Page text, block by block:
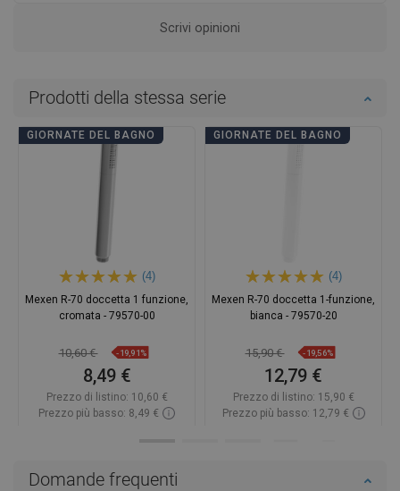
Domande frequenti
Scrivi opinioni
Prodotti della stessa serie
GIORNATE DEL BAGNO
(4)
Mexen R-70 doccetta 1 funzione,
cromata - 79570-00
10,60 € -19,91%
8,49 €
Prezzo di listino: 10,60 €
Prezzo più basso: 8,49 €
GIORNATE DEL BAGNO
(4)
Mexen R-70 doccetta 1-funzione,
bianca - 79570-20
15,90 € -19,56%
12,79 €
Prezzo di listino: 15,90 €
Prezzo più basso: 12,79 €